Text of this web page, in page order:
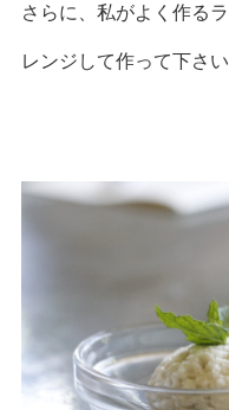
さらに、私がよく作る
レンジして作って下さい